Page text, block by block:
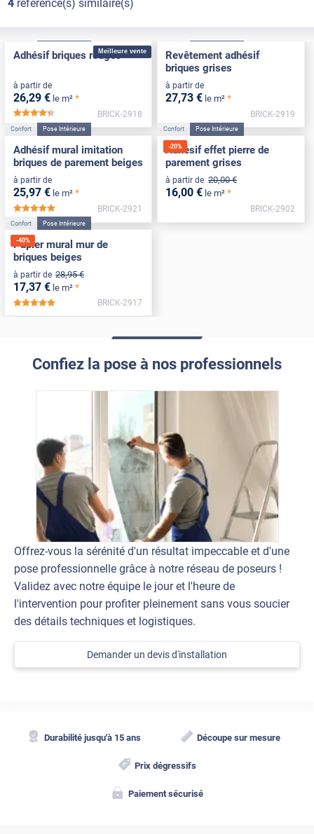
4référence(s) similaire(s)
Meilleure vente
Adhésif briques rouges
à partir de
26,29 € le m² *
*****
BRICK-2918
Revêtement adhésif
briques grises
à partir de
27,73 € le m² *
BRICK-2919
Confort Pose Intérieure
Adhésif mural imitation
briques de parement beiges
à partir de
25,97 € le m² *
*****
BRICK-2921
-20%
Confort Pose Intérieure
Adhésif effet pierre de
parement grises
à partir de 20,00 €
16,00 € le m² *
BRICK-2902
-40%
Confort Pose Intérieure
Papier mural mur de
briques beiges
à partir de 28,95 €
17,37 € le m² *
*****
BRICK-2917
Confiez la pose à nos professionnels
Offrez-vous la sérénité d'un résultat impeccable et d'une
pose professionnelle grâce à notre réseau de poseurs !
Validez avec notre équipe le jour et l'heure de
l'intervention pour profiter pleinement sans vous soucier
des détails techniques et logistiques.
Demander un devis d'installation
Durabilité jusqu'à 15 ans Découpe sur mesure
Prix dégressifs
Paiement sécurisé